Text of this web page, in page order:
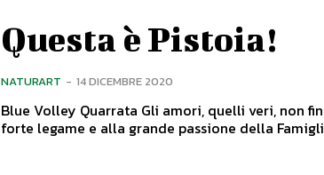
Questa è Pistoia!
NATURART - 14 DICEMBRE 2020
Blue Volley Quarrata Gli amori, quelli veri, non finiscono mai…. e così grazie al
forte legame e alla grande passione della